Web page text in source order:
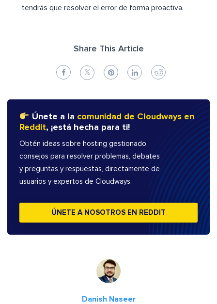
tendrás que resolver el error de forma proactiva.
Share This Article
Únete a la comunidad de Cloudways en
Reddit, ¡está hecha para ti!
Obtén ideas sobre hosting gestionado,
consejos para resolver problemas, debates
y preguntas y respuestas, directamente de
usuarios y expertos de Cloudways.
ÚNETE A NOSOTROS EN REDDIT
Danish Naseer